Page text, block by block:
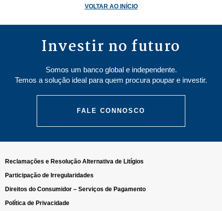
VOLTAR AO INÍCIO
Investir no futuro
Somos um banco global e independente.
Temos a solução ideal para quem procura poupar e investir.
FALE CONNOSCO
Reclamações e Resolução Alternativa de Litígios
Participação de Irregularidades
Direitos do Consumidor – Serviços de Pagamento
Política de Privacidade